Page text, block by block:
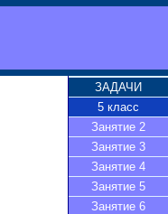
ЗАДАЧИ
5 класс
Занятие 2
Занятие 3
Занятие 4
Занятие 5
Занятие 6